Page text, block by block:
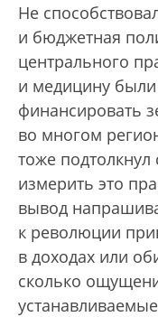
Не
и бюджетная
центрального
и медицину
финансировать
во многом
тоже подтолкнул
измерить это
вывод
к революции
в доходах или
сколько